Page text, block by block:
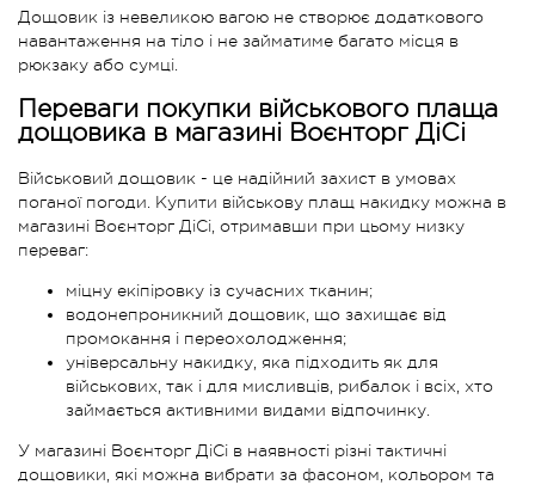
Дощовик із невеликою вагою не створює додаткового
навантаження на тіло і не займатиме багато місця в
рюкзаку або сумці.
Переваги покупки військового плаща
дощовика в магазині Воєнторг ДіСі
Військовий дощовик - це надійний захист в умовах
поганої погоди. Купити військову плащ накидку можна в
магазині Воєнторг ДіСі, отримавши при цьому низку
переваг:
міцну екіпіровку із сучасних тканин;
водонепроникний дощовик, що захищає від
промокання і переохолодження;
універсальну накидку, яка підходить як для
військових, так і для мисливців, рибалок і всіх, хто
займається активними видами відпочинку.
У магазині Воєнторг ДіСі в наявності різні тактичні
дощовики, які можна вибрати за фасоном, кольором та